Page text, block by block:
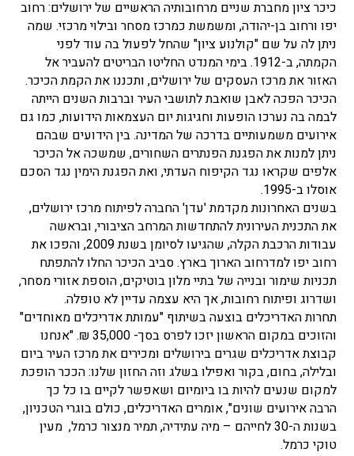
כיכר ציון מחברת שניים מרחובותיה הראשיים של ירושלים: רחוב
יפו ורחוב בן-יהודה, ומשמשת כמרכז מסחר ובילוי מרכזי. שמה
ניתן לה על שם "קולנוע ציון" שהחל לפעול בה עוד לפני
הקמתה, ב-1912. בימי המנדט החליטו הבריטים להעביר אל
האזור את מרכז העסקים של ירושלים, ותכננו את הקמת הכיכר.
הכיכר הפכה לאבן שואבת לתושבי העיר וברבות השנים הייתה
לבמה בה נערכו הופעות וחגיגות יום העצמאות הידועות, כמו גם
אירועים משמעותיים בדרכה של המדינה. בין הידועים שבהם
ניתן למנות את הפגנת הפנתרים השחורים, שמשכה אל הכיכר
אלפים שקראו נגד הקיפוח העדתי, ואת הפגנת הימין נגד הסכם
אוסלו ב-1995.
בשנים האחרונות מקדמת 'עדן' החברה לפיתוח מרכז ירושלים,
את התכנית העירונית להתחדשות המרחב הציבורי, ובראשה
עבודות הרכבת הקלה, שהגיעו לסיומן בשנת 2009, והפכו את
רחוב יפו למדרחוב הארוך בארץ. סביב הכיכר החלו להתפתח
תכניות שימור ובנייה של בתיי מלון בוטיקים, הוספת אזורי מסחר,
ושדרוג ופיתוח רחובות, אך היא עצמה עדיין לא טופלה.
תחרות האדריכלים בוצעה בשיתוף "עמותת אדריכלים מאוחדים"
והזוכים במקום הראשון יזכו לפרס בסך- 35,000 ₪. "אנחנו
קבוצת אדריכלים שגרים בירושלים ומכירים את מרכז העיר ביום
ובלילה, בחום, בקור ואפילו בשלג וזה החזון שלנו: הככר הופכת
למקום שנעים להיות בו ביומיום ושאפשר לקיים בו כל כך
הרבה אירועים שונים", אומרים האדריכלים, כולם בוגרי הטכניון,
בשנות ה-30 לחייהם – מיה עתידיה, תמיר מנצור כרמל, מעין
טוקי כרמל.